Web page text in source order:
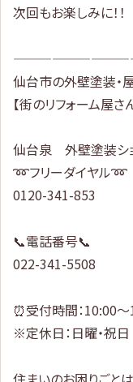
次回もお楽しみに！！
仙台市の外壁塗装・
【街のリフォーム屋さ
仙台泉 外壁塗装シ
➿フリーダイヤル➿
0120-341-853
📞電話番号📞
022-341-5508
⏰受付時間：10:00
※定休日：日曜・祝日